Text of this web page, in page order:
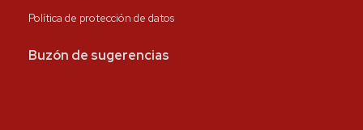
Política de protección de datos
Buzón de sugerencias